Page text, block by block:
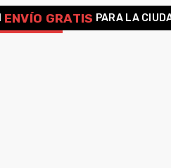
ENVÍO GRATIS PARA LA